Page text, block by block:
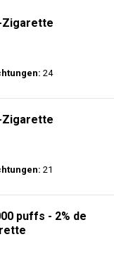
Zigarette
24
Zigarette
21
puffs - 2% de